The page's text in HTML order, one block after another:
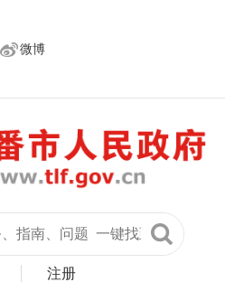
微博
注册